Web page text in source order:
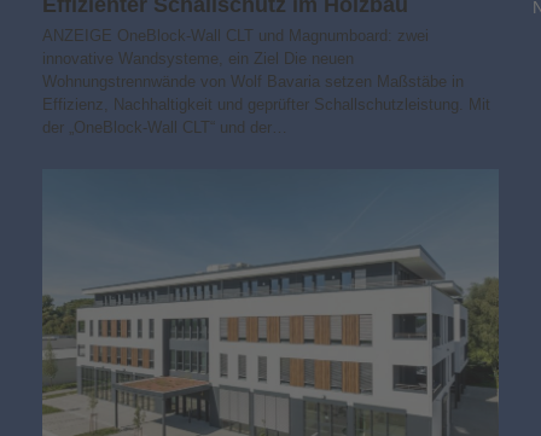
Effizienter Schallschutz im Holzbau
ANZEIGE OneBlock-Wall CLT und Magnumboard: zwei
innovative Wandsysteme, ein Ziel Die neuen
Wohnungstrennwände von Wolf Bavaria setzen Maßstäbe in
Effizienz, Nachhaltigkeit und geprüfter Schallschutzleistung. Mit
der „OneBlock-Wall CLT“ und der…